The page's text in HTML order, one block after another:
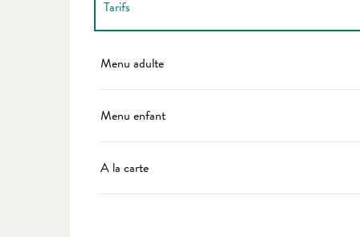
Tarifs
Menu adulte
Menu enfant
A la carte